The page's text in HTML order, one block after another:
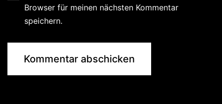
Browser für meinen nächsten Kommentar
speichern.